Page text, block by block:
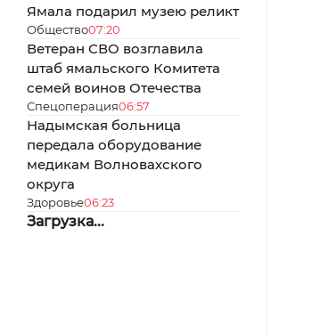
Ямала подарил музею реликт
Общество07:20
Ветеран СВО возглавила
штаб ямальского Комитета
семей воинов Отечества
Спецоперация06:57
Надымская больница
передала оборудование
медикам Волновахского
округа
Здоровье06:23
Загрузка...